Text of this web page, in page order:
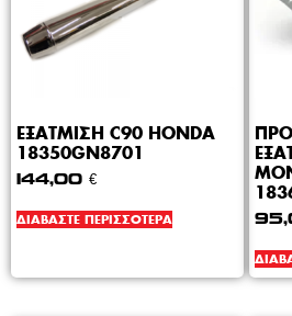
ΕΞΑΤΜΙΣΗ C90 HONDA
18350GN8701
144,00 €
ΔΙΑΒΆΣΤΕ ΠΕΡΙΣΣΌΤΕΡΑ